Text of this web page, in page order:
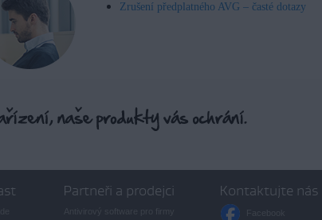
Zrušení předplatného AVG – časté dotazy
Partneři a prodejci Kontaktujte nás